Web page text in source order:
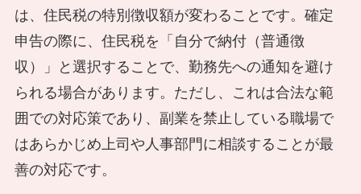
は、住民税の特別徴収額が変わることです。確定
申告の際に、住民税を「自分で納付（普通徴
収）」と選択することで、勤務先への通知を避け
られる場合があります。ただし、これは合法な範
囲での対応策であり、副業を禁止している職場で
はあらかじめ上司や人事部門に相談することが最
善の対応です。